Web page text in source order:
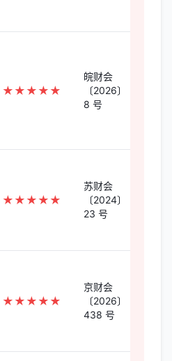
★★★★★
皖财会
〔2026〕
8 号
★★★★★
苏财会
〔2024〕
23 号
★★★★★
京财会
〔2026〕
438 号